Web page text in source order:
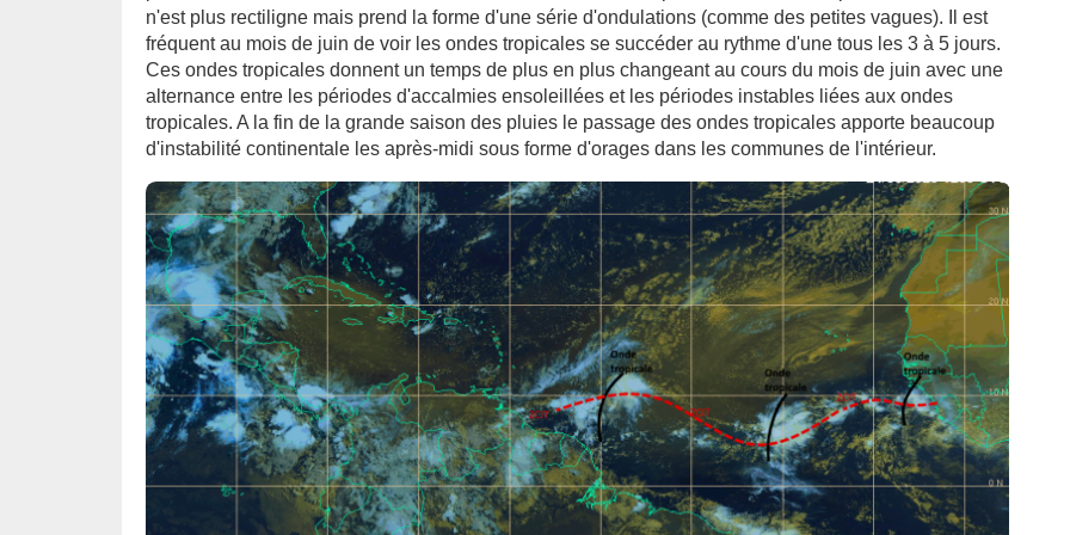
n'est plus rectiligne mais prend la forme d'une série d'ondulations (comme des petites vagues). Il est
fréquent au mois de juin de voir les ondes tropicales se succéder au rythme d'une tous les 3 à 5 jours.
Ces ondes tropicales donnent un temps de plus en plus changeant au cours du mois de juin avec une
alternance entre les périodes d'accalmies ensoleillées et les périodes instables liées aux ondes
tropicales. A la fin de la grande saison des pluies le passage des ondes tropicales apporte beaucoup
d'instabilité continentale les après-midi sous forme d'orages dans les communes de l'intérieur.